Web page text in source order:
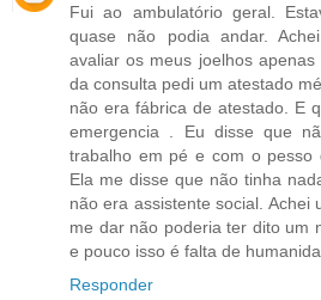
Fui ao ambulatório geral.
quase não podia andar.
avaliar os meus joelhos
da consulta pedi um atestado
não era fábrica de atestado. E
emergencia . Eu disse que
trabalho em pé e com o pesso
Ela me disse que não tinha
não era assistente social. Achei
me dar não poderia ter dito um
e pouco isso é falta de
Responder